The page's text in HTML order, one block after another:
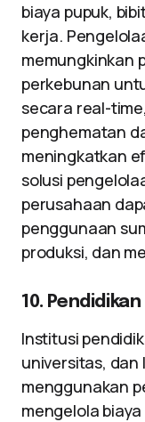
biaya pupuk,
kerja.
memungkinkan
perkebunan
secara real-
penghematan
meningkatkan
solusi
perusahaan
penggunaan
produksi, dan
10. Pendidikan
Institusi
universitas, dan
menggunakan
mengelola